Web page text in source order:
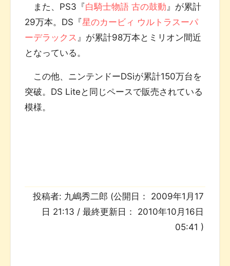
また、PS3『白騎士物語 古の鼓動 』が累計
29万本。DS『星のカービィ ウルトラスーパ
ーデラックス 』が累計98万本とミリオン間近
となっている。
この他、ニンテンドーDSiが累計150万台を
突破。DS Liteと同じペースで販売されている
模様。
投稿者: 九嶋秀二郎 (公開日： 2009年1月17
日 21:13 / 最終更新日： 2010年10月16日
05:41 )